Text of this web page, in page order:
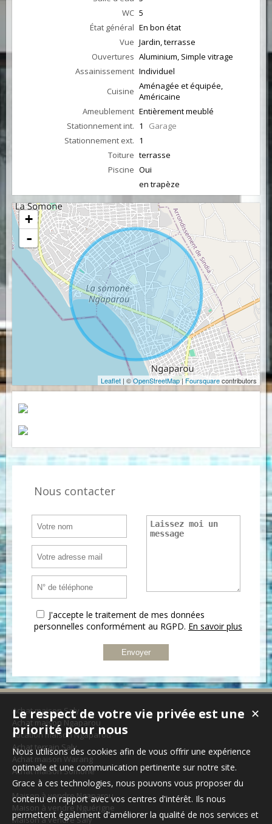
WC 5
État général En bon état
Vue Jardin, terrasse
Ouvertures Aluminium, Simple vitrage
Assainissement Individuel
Cuisine Aménagée et équipée,
Américaine
Ameublement Entièrement meublé
Stationnement int. 1 Garage
Stationnement ext. 1
Toiture terrasse
Piscine Oui
en trapèze
+
-
Leaflet | ©OpenStreetMap| Foursquarecontributors
Nous contacter
J'accepte le traitement de mes données
personnelles conformément au RGPD. En savoir plus
Achat maison Saly
Achat maison Ngaparou
Location maison Ngaparou
Achat terrain Saly
Achat maison Warang
Achat maison Somone
Maison à vendre Ngaparou
Maison à vendre Nguérigne
Maison à vendre Saly
✕
Le respect de votre vie privée est une
priorité pour nous
Nous utilisons des cookies afin de vous offrir une expérience
optimale et une communication pertinente sur notre site.
Grace à ces technologies, nous pouvons vous proposer du
contenu en rapport avec vos centres d'intérêt. Ils nous
permettent également d'améliorer la qualité de nos services et